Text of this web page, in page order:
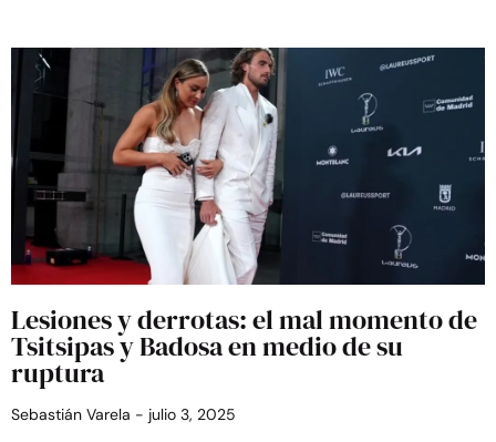
Lesiones y derrotas: el mal momento de
Tsitsipas y Badosa en medio de su
ruptura
Sebastián Varela julio 3, 2025